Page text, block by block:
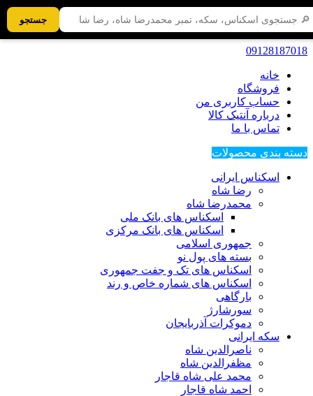
09128187018
خانه
فروشگاه
حساب کاربری من
درباره آنتیک کالا
تماس با ما
دسته بندی محصولات
اسکناس ایرانی
رضا شاه
محمدرضا شاه
اسکناس های بانک ملی
اسکناس های بانک مرکزی
جمهوری اسلامی
بسته های پول نو
اسکناس های تک و جفت جمهوری
اسکناس های شماره خاص و رند
بارگاهی
سورشارژ
دموکرات آذربایجان
سکه ایرانی
ناصرالدین شاه
مظفرالدین شاه
محمد علی شاه قاجار
احمد شاه قاجار
جستجو